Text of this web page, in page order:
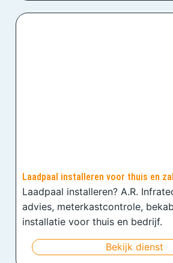
Laadpaal installeren voor thuis en
Laadpaal installeren? A.R.
advies, meterkastcontrole,
installatie voor thuis en bedrijf.
Bekijk dienst